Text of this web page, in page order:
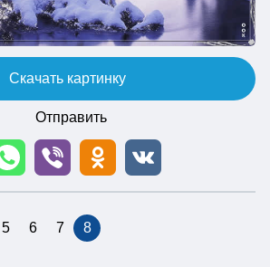
Скачать картинку
Отправить
5 6 7 8